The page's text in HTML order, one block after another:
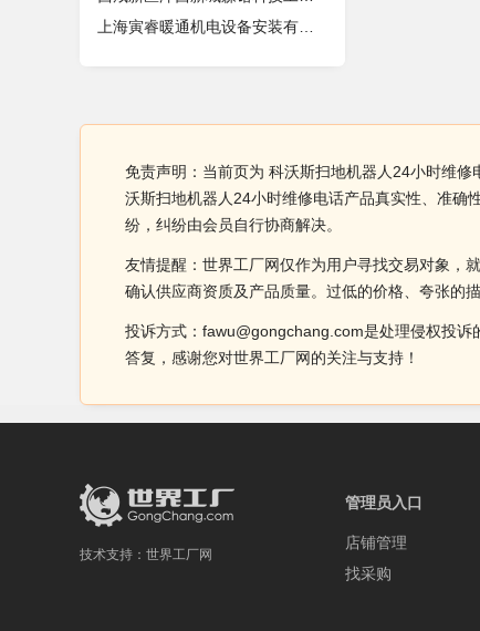
免责声明：当前页为 科沃斯扫地机器人24小时维
沃斯扫地机器人24小时维修电话产品真实性、准确
纷，纠纷由会员自行协商解决。
友情提醒：世界工厂网仅作为用户寻找交易对象，
确认供应商资质及产品质量。过低的价格、夸张的
投诉方式：fawu@gongchang.com是处理侵权投
答复，感谢您对世界工厂网的关注与支持！
技术支持： 世界工厂网
管理员入口
店铺管理
找采购